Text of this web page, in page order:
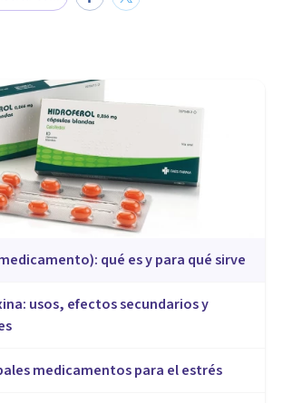
qué es y para qué sirve
usos, efectos secundarios y
medicamentos para el estrés